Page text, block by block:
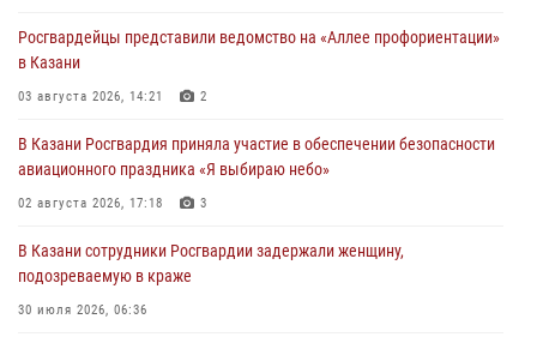
Росгвардейцы представили ведомство на «Аллее профориентации»
в Казани
03 августа 2026, 14:21 2
В Казани Росгвардия приняла участие в обеспечении безопасности
авиационного праздника «Я выбираю небо»
02 августа 2026, 17:18 3
В Казани сотрудники Росгвардии задержали женщину,
подозреваемую в краже
30 июля 2026, 06:36